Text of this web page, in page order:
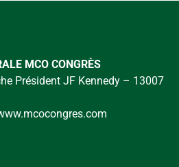
MCO CONGRÈS
Président JF Kennedy – 13007